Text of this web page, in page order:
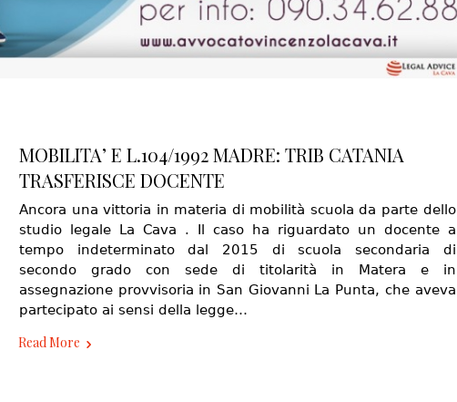
MOBILITA’ E L.104/1992 MADRE: TRIB CATANIA
TRASFERISCE DOCENTE
Ancora una vittoria in materia di mobilità scuola da parte dello
studio legale La Cava . Il caso ha riguardato un docente a
tempo indeterminato dal 2015 di scuola secondaria di
secondo grado con sede di titolarità in Matera e in
assegnazione provvisoria in San Giovanni La Punta, che aveva
partecipato ai sensi della legge…
Read More